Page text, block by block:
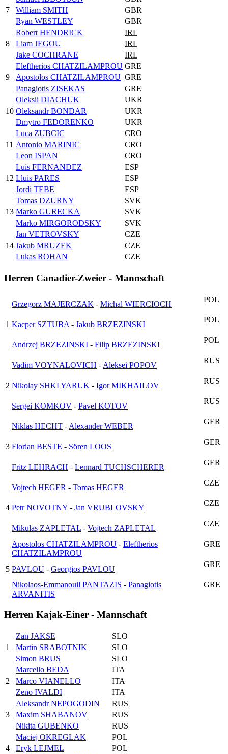
7
William SMITH
GBR
Ryan WESTLEY
GBR
8
Robert HENDRICK
IRL
Liam JEGOU
IRL
Jake COCHRANE
IRL
9
Eleftherios CHATZILAMPROU GRE
Apostolos CHATZILAMPROU GRE
Panagiotis ZISEKAS
GRE
10
Oleksii DIACHUK
UKR
Oleksandr BONDAR
UKR
Dmytro FEDORENKO
UKR
11
Luca ZUBCIC
CRO
Antonio MARINIC
CRO
Leon ISPAN
CRO
12
Luis FERNANDEZ
ESP
Lluis PARES
ESP
Jordi TEBE
ESP
13
Tomas DZURNY
SVK
Marko GURECKA
SVK
Marko MIRGORODSKY
SVK
14
Jan VETROVSKY
CZE
Jakub MRUZEK
CZE
Lukas ROHAN
CZE
Herren Canadier-Zweier - Mannschaft
1
Grzegorz MAJERCZAK - Michal WIERCIOCH
POL
Kacper SZTUBA - Jakub BRZEZINSKI
POL
Andrzej BRZEZINSKI - Filip BRZEZINSKI
POL
2
Vadim VOYNALOVICH - Aleksei POPOV
RUS
Nikolay SHKLYARUK - Igor MIKHAILOV
RUS
Sergei KOMKOV - Pavel KOTOV
RUS
3
Niklas HECHT - Alexander WEBER
GER
Florian BESTE - Sören LOOS
GER
Fritz LEHRACH - Lennard TUCHSCHERER
GER
4
Vojtech HEGER - Tomas HEGER
CZE
Petr NOVOTNY - Jan VRUBLOVSKY
CZE
Mikulas ZAPLETAL - Vojtech ZAPLETAL
CZE
5
Apostolos CHATZILAMPROU - Eleftherios
CHATZILAMPROU
GRE
PAVLOU - Georgios PAVLOU
GRE
Nikolaos-Emmanouil PANTAZIS - Panagiotis
ARVANITIS
GRE
Herren Kajak-Einer - Mannschaft
1
Zan JAKSE
SLO
Martin SRABOTNIK
SLO
Simon BRUS
SLO
2
Marcello BEDA
ITA
Marco VIANELLO
ITA
Zeno IVALDI
ITA
3
Aleksandr NEPOGODIN
RUS
Maxim SHABANOV
RUS
Nikita GUBENKO
RUS
4
Maciej OKREGLAK
POL
Eryk LEJMEL
POL